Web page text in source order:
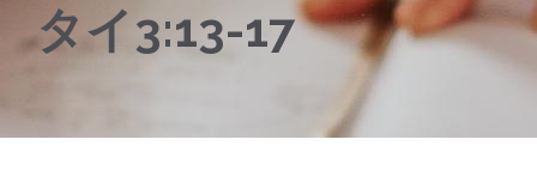
タイ3:13-17